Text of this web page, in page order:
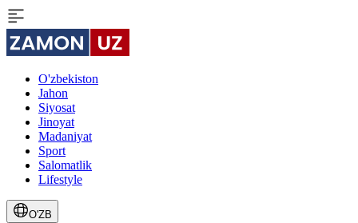
O'zbekiston
Jahon
Siyosat
Jinoyat
Madaniyat
Sport
Salomatlik
Lifestyle
O'ZB